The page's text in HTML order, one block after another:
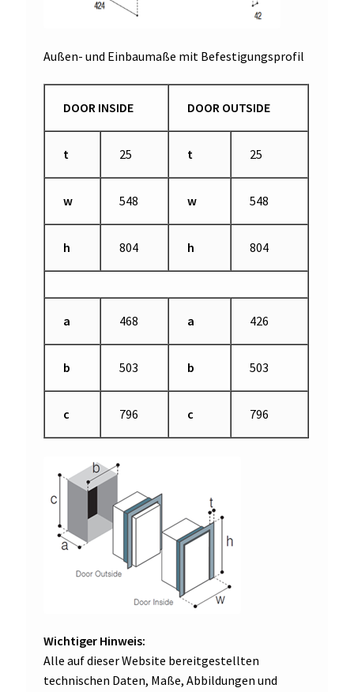
Außen- und Einbaumaße mit Befestigungsprofil
DOOR INSIDE DOOR OUTSIDE
t 25 t 25
w 548 w 548
h 804 h 804
a 468 a 426
b 503 b 503
c 796 c 796
Wichtiger Hinweis:
Alle auf dieser Website bereitgestellten
technischen Daten, Maße, Abbildungen und